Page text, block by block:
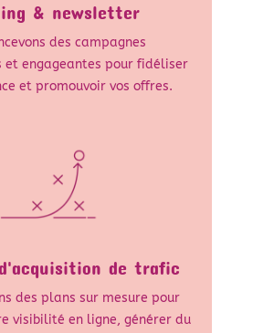
& newsletter
des campagnes
et engageantes pour fidéliser
et promouvoir vos offres.
de trafic
des plans sur mesure pour
visibilité en ligne, générer du